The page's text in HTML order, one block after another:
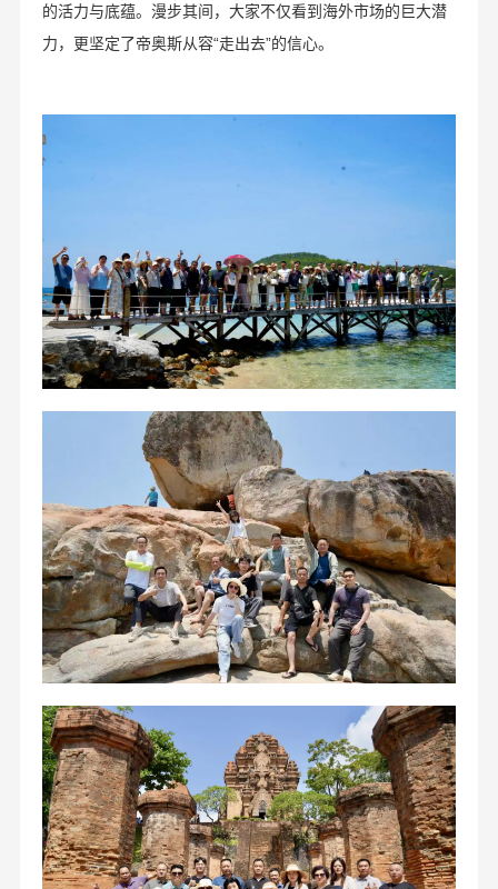
的活力与底蕴。漫步其间，大家不仅看到海外市场的巨大潜
力，更坚定了帝奥斯从容“走出去”的信心。